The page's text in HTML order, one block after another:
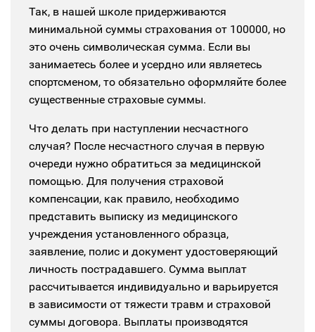
Так, в нашей школе придерживаются
минимальной суммы страхования от 100000, но
это очень символическая сумма. Если вы
занимаетесь более и усердно или являетесь
спортсменом, то обязательно оформляйте более
существенные страховые суммы.
Что делать при наступлении несчастного
случая? После несчастного случая в первую
очереди нужно обратиться за медицинской
помощью. Для получения страховой
компенсации, как правило, необходимо
представить выписку из медицинского
учреждения установленного образца,
заявление, полис и документ удостоверяющий
личность пострадавшего. Сумма выплат
рассчитывается индивидуально и варьируется
в зависимости от тяжести травм и страховой
суммы договора. Выплаты производятся